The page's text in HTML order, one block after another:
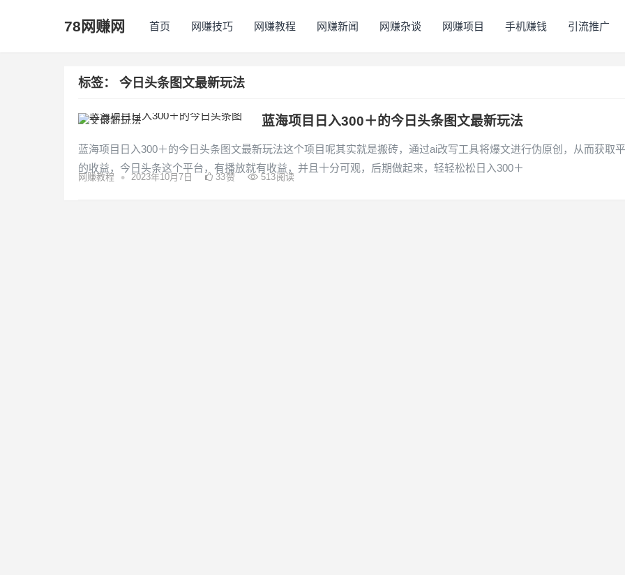
78网赚网 首页 网赚技巧 网赚教程 网赚新闻 网赚杂谈 网赚项目 手机赚钱 引流推广
标签： 今日头条图文最新玩法
蓝海项目日入300＋的今日头条图文最新玩法
蓝海项目日入300＋的今日头条图文最新玩法这个项目呢其实就是搬砖，通过ai改写工具将爆文进行伪原创，从而获取
的收益，今日头条这个平台，有播放就有收益，并且十分可观，后期做起来，轻轻松松日入300＋
网赚教程 • 2023年10月7日 33赞 513阅读